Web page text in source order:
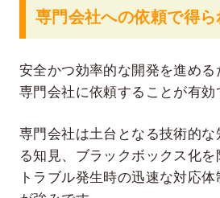
専門会社への依頼で得ら
安全かつ効率的な開発を進め
専門会社に依頼することが有効
専門会社は土台となる技術的
る知見、ブラックボックス化を
トラブル発生時の迅速な対応